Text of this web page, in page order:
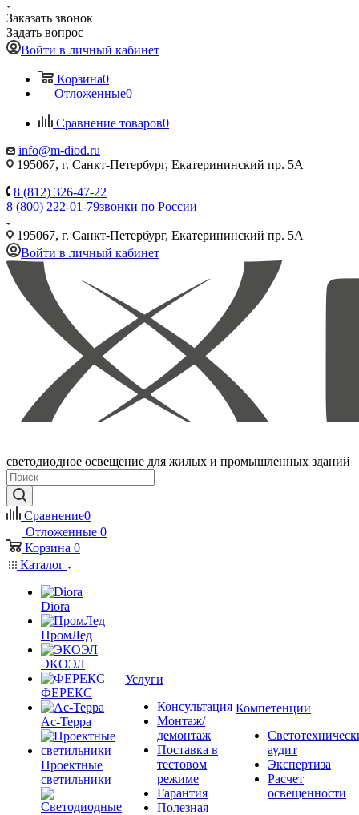
Заказать звонок
Задать вопрос
Войти в личный кабинет
Корзина0
Отложенные0
Сравнение товаров0
info@m-diod.ru
195067, г. Санкт-Петербург, Екатерининский пр. 5А
8 (812) 326-47-22
8 (800) 222-01-79звонки по России
195067, г. Санкт-Петербург, Екатерининский пр. 5А
Войти в личный кабинет
светодиодное освещение для жилых и промышленных зданий
Сравнение0
Отложенные 0
Корзина 0
Каталог
Diora
ПромЛед
ЭКОЭЛ
ФЕРЕКС
Ас-Терра
Проектные
светильники
Услуги
Консультация
Монтаж/
демонтаж
Поставка в
тестовом
режиме
Гарантия
Полезная
Компетенции
аудит
Экспертиза
Расчет
освещенности